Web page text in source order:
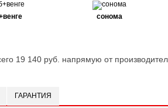
сонома
19 140 руб. напрямую от
ГАРАНТИЯ